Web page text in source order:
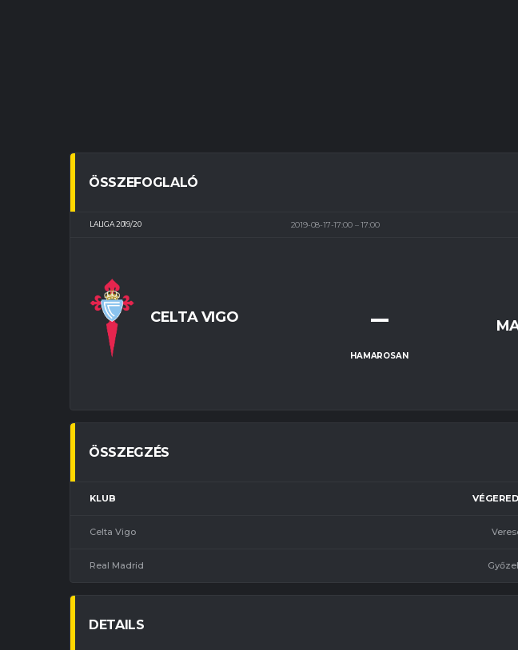
ÖSSZEFOGLALÓ
LALIGA 2019/20 2019-08-17-17:00 17:00
CELTA VIGO –
HAMAROSAN
ÖSSZEGZÉS
KLUB
Celta Vigo
Real Madrid
DETAILS